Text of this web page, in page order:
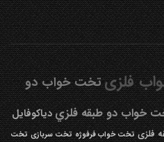
فلزیتخت خواب دو
خواب دو طبقه فلزيدیاکوفایل
فلزی تخت خواب فرفوژه تخت سربازی تخت